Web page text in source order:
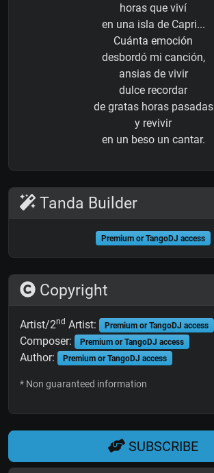
horas que viví
en una isla de Capri...
Cuánta emoción
desbordó mi canción,
ansias de vivir
dulce recordar
de gratas horas pasadas
y revivir
en un beso un cantar.
Tanda Builder
Premium or TangoDJ access
Copyright
Artist/2nd Artist: Premium or TangoDJ access
Composer: Premium or TangoDJ access
Author: Premium or TangoDJ access
* Non guaranteed information
SUBSCRIBE